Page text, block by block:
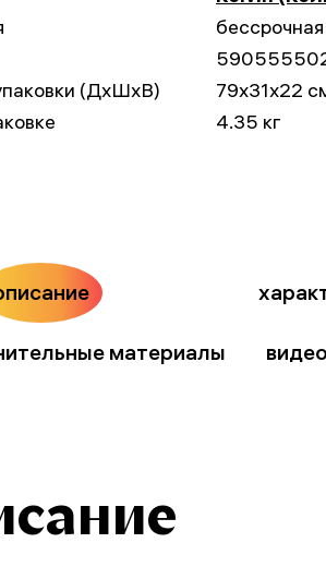
бессрочная
(ДxШxВ)
79x31x22
4.35 кг
материалы видео